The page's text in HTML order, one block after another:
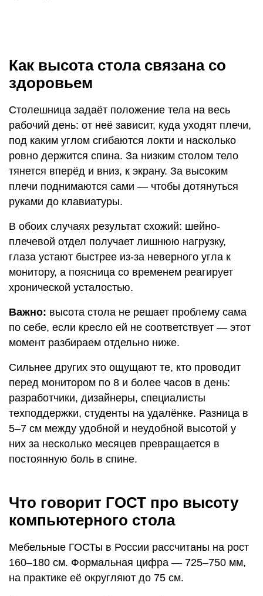
Как высота стола связана со
здоровьем
Столешница задаёт положение тела на весь
рабочий день: от неё зависит, куда уходят плечи,
под каким углом сгибаются локти и насколько
ровно держится спина. За низким столом тело
тянется вперёд и вниз, к экрану. За высоким
плечи поднимаются сами — чтобы дотянуться
руками до клавиатуры.
В обоих случаях результат схожий: шейно-
плечевой отдел получает лишнюю нагрузку,
глаза устают быстрее из-за неверного угла к
монитору, а поясница со временем реагирует
хронической усталостью.
Важно: высота стола не решает проблему сама
по себе, если кресло ей не соответствует — этот
момент разбираем отдельно ниже.
Сильнее других это ощущают те, кто проводит
перед монитором по 8 и более часов в день:
разработчики, дизайнеры, специалисты
техподдержки, студенты на удалёнке. Разница в
5–7 см между удобной и неудобной высотой у
них за несколько месяцев превращается в
постоянную боль в спине.
Что говорит ГОСТ про высоту
компьютерного стола
Мебельные ГОСТы в России рассчитаны на рост
160–180 см. Формальная цифра — 725–750 мм,
на практике её округляют до 75 см.